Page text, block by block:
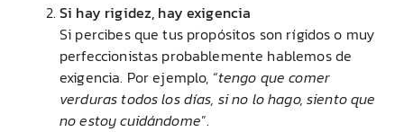
Si hay rigidez, hay exigencia
Si percibes que tus propósitos son rígidos o muy
perfeccionistas probablemente hablemos de
exigencia. Por ejemplo, “tengo que comer
verduras todos los días, si no lo hago, siento que
no estoy cuidándome”.